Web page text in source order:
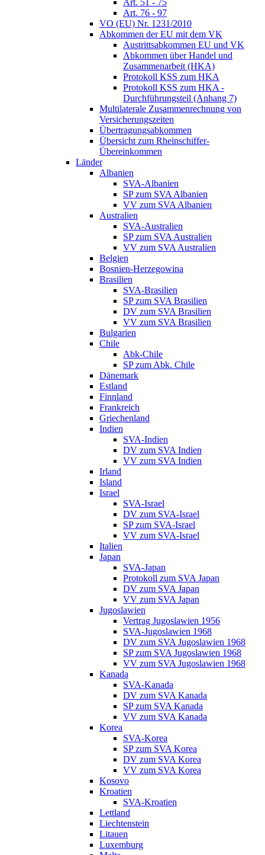
Art. 76 - 97
VO (EU) Nr. 1231/2010
Abkommen der EU mit dem VK
Austrittsabkommen EU und VK
Abkommen über Handel und
Zusammenarbeit (HKA)
Protokoll KSS zum HKA
Protokoll KSS zum HKA -
Durchführungsteil (Anhang 7)
Multilaterale Zusammenrechnung von
Versicherungszeiten
Übertragungsabkommen
Übersicht zum Rheinschiffer-
Übereinkommen
Länder
Albanien
SVA-Albanien
SP zum SVA Albanien
VV zum SVA Albanien
Australien
SVA-Australien
SP zum SVA Australien
VV zum SVA Australien
Belgien
Bosnien-Herzegowina
Brasilien
SVA-Brasilien
SP zum SVA Brasilien
DV zum SVA Brasilien
VV zum SVA Brasilien
Bulgarien
Chile
Abk-Chile
SP zum Abk. Chile
Dänemark
Estland
Finnland
Frankreich
Griechenland
Indien
SVA-Indien
DV zum SVA Indien
VV zum SVA Indien
Irland
Island
Israel
SVA-Israel
DV zum SVA-Israel
SP zum SVA-Israel
VV zum SVA-Israel
Italien
Japan
SVA-Japan
Protokoll zum SVA Japan
DV zum SVA Japan
VV zum SVA Japan
Jugoslawien
Vertrag Jugoslawien 1956
SVA-Jugoslawien 1968
DV zum SVA Jugoslawien 1968
SP zum SVA Jugoslawien 1968
VV zum SVA Jugoslawien 1968
Kanada
SVA-Kanada
DV zum SVA Kanada
SP zum SVA Kanada
VV zum SVA Kanada
Korea
SVA-Korea
SP zum SVA Korea
DV zum SVA Korea
VV zum SVA Korea
Kosovo
Kroatien
SVA-Kroatien
Lettland
Liechtenstein
Litauen
Luxemburg